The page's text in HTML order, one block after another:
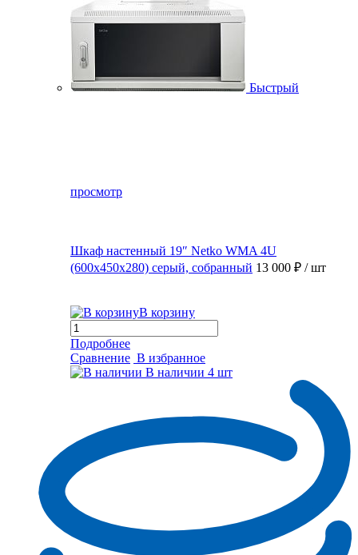
Быстрый
просмотр
Шкаф настенный 19″ Netko WMA 4U
(600x450x280) серый, собранный 13 000 ₽ / шт
В корзину
Подробнее
Сравнение В избранное
В наличии 4 шт